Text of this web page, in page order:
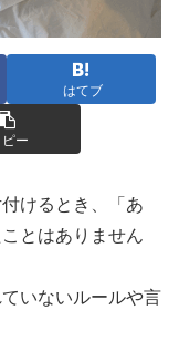
はてブ
ピー
けるとき、「あ
とはありません
いないルールや言